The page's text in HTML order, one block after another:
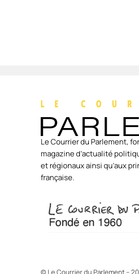
Le Courrier du Parlement,
magazine d’actualité
et régionaux ainsi qu’aux
française.
© Le Courrier du Parlement –